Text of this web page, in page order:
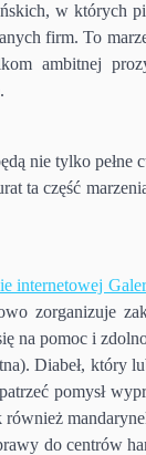
w których
firm. To
ambitnej
nie tylko
ta część
internetowej
zorganizuje
na pomoc i
Diabeł, który
pomysł
do centrów